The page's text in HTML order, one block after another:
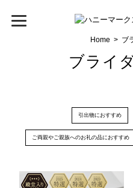
Home ブ
ブライ
引出物におすすめ
ご両親やご親族へのお礼の品におすすめ